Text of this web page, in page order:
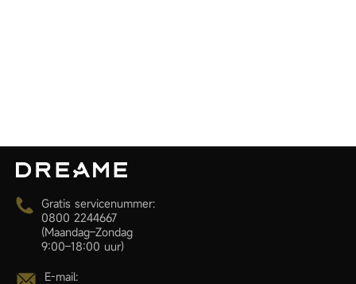
Gratis servicenummer:
0800 2244667
(Maandag–Zondag
9:00–18:00 uur)
E-mail: